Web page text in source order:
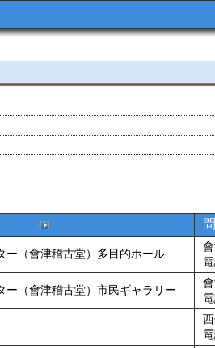
間：～2026/09/13
ー（會津稽古堂）多目的ホール
ー（會津稽古堂）市民ギャラリー